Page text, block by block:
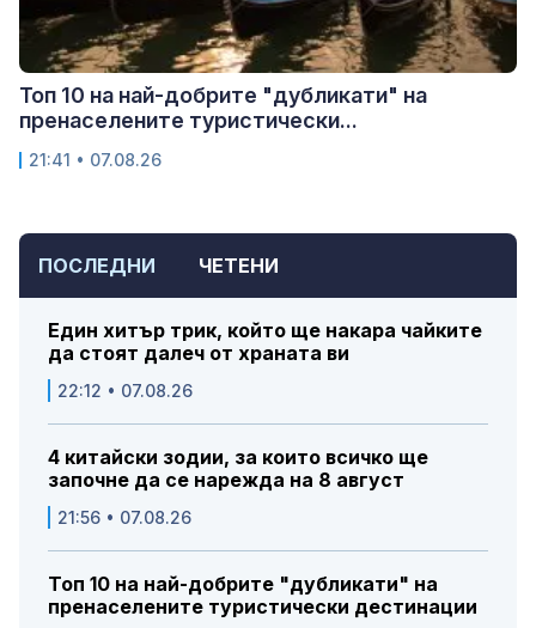
ПОСЛЕДНИ ЧЕТЕНИ
Един хитър трик, който ще накара чайките
да стоят далеч от храната ви
22:12 • 07.08.26
4 китайски зодии, за които всичко ще
започне да се нарежда на 8 август
21:56 • 07.08.26
Топ 10 на най-добрите "дубликати" на
пренаселените туристически дестинации
Топ 10 на най-добрите "дубликати" на
пренаселените туристически...
21:41 • 07.08.26